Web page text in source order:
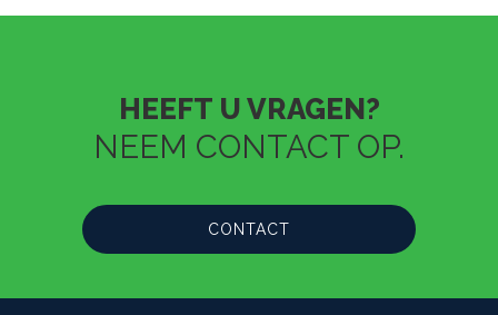
HEEFT U VRAGEN?
NEEM CONTACT OP.
CONTACT